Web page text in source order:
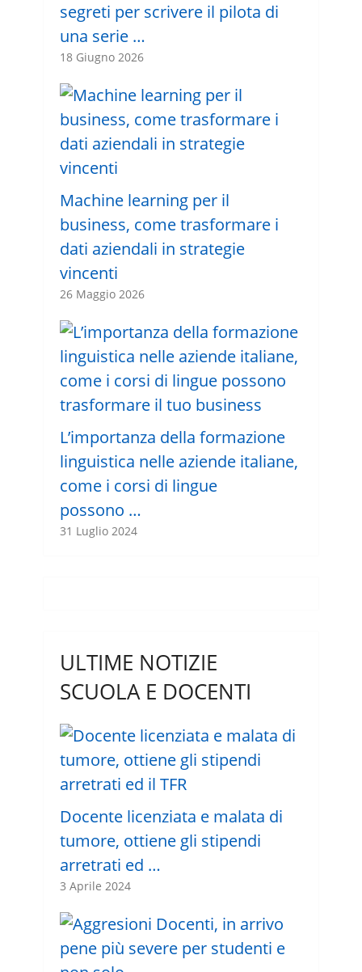
segreti per scrivere il pilota di
una serie …
18 Giugno 2026
Machine learning per il
business, come trasformare i
dati aziendali in strategie
vincenti
26 Maggio 2026
L’importanza della formazione
linguistica nelle aziende italiane,
come i corsi di lingue
possono …
31 Luglio 2024
ULTIME NOTIZIE
SCUOLA E DOCENTI
Docente licenziata e malata di
tumore, ottiene gli stipendi
arretrati ed …
3 Aprile 2024